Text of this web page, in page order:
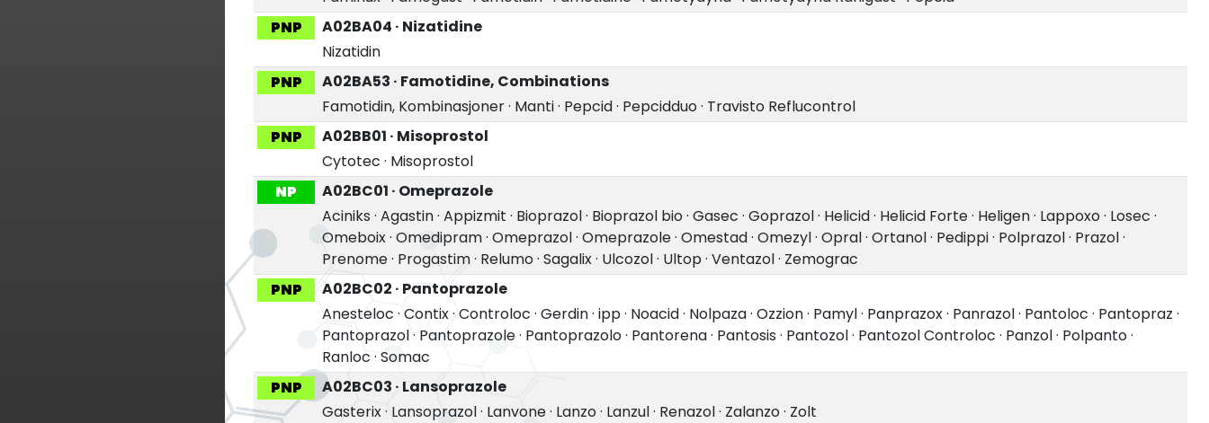
PNP
A02BA04 · Nizatidine
Nizatidin
PNP
A02BA53 · Famotidine, Combinations
Famotidin, Kombinasjoner· Manti· Pepcid· Pepcidduo· Travisto Reflucontrol
PNP
A02BB01 · Misoprostol
Cytotec · Misoprostol
NP
A02BC01 · Omeprazole
Aciniks · Agastin· Appizmit · Bioprazol· Bioprazol bio· Gasec · Goprazol· Helicid· Helicid Forte· Heligen· Lappoxo· Losec ·
Omeboix· Omedipram· Omeprazol· Omeprazole· Omestad· Omezyl· Opral· Ortanol· Pedippi· Polprazol· Prazol·
Prenome· Progastim· Relumo· Sagalix· Ulcozol· Ultop· Ventazol· Zemograc
PNP
A02BC02 · Pantoprazole
Anesteloc · Contix· Controloc · Gerdin· ipp· Noacid· Nolpaza· Ozzion· Pamyl· Panprazox· Panrazol· Pantoloc · Pantopraz ·
Pantoprazol· Pantoprazole· Pantoprazolo· Pantorena· Pantosis · Pantozol· Pantozol Controloc · Panzol· Polpanto·
Ranloc · Somac
PNP
A02BC03 · Lansoprazole
Gasterix· Lansoprazol· Lanvone· Lanzo· Lanzul· Renazol· Zalanzo· Zolt